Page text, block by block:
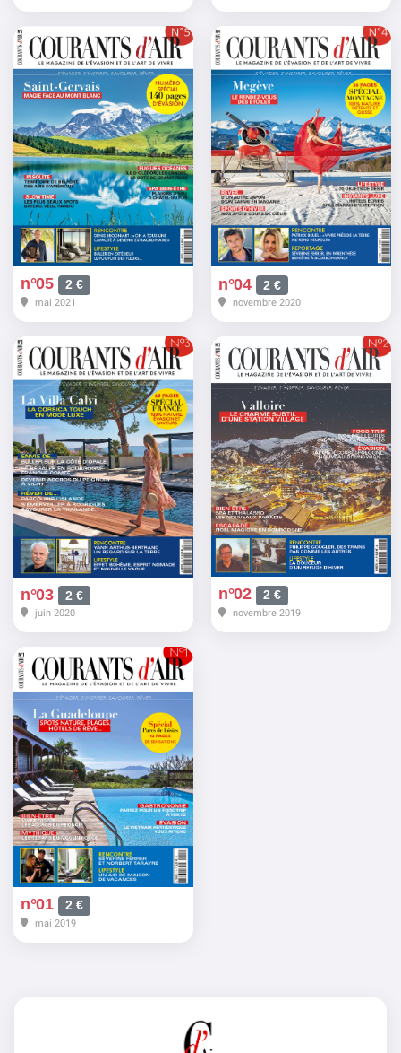
n°05 2 €
mai 2021
n°04 2 €
novembre 2020
n°03 2 €
juin 2020
n°02 2 €
novembre 2019
n°01 2 €
mai 2019